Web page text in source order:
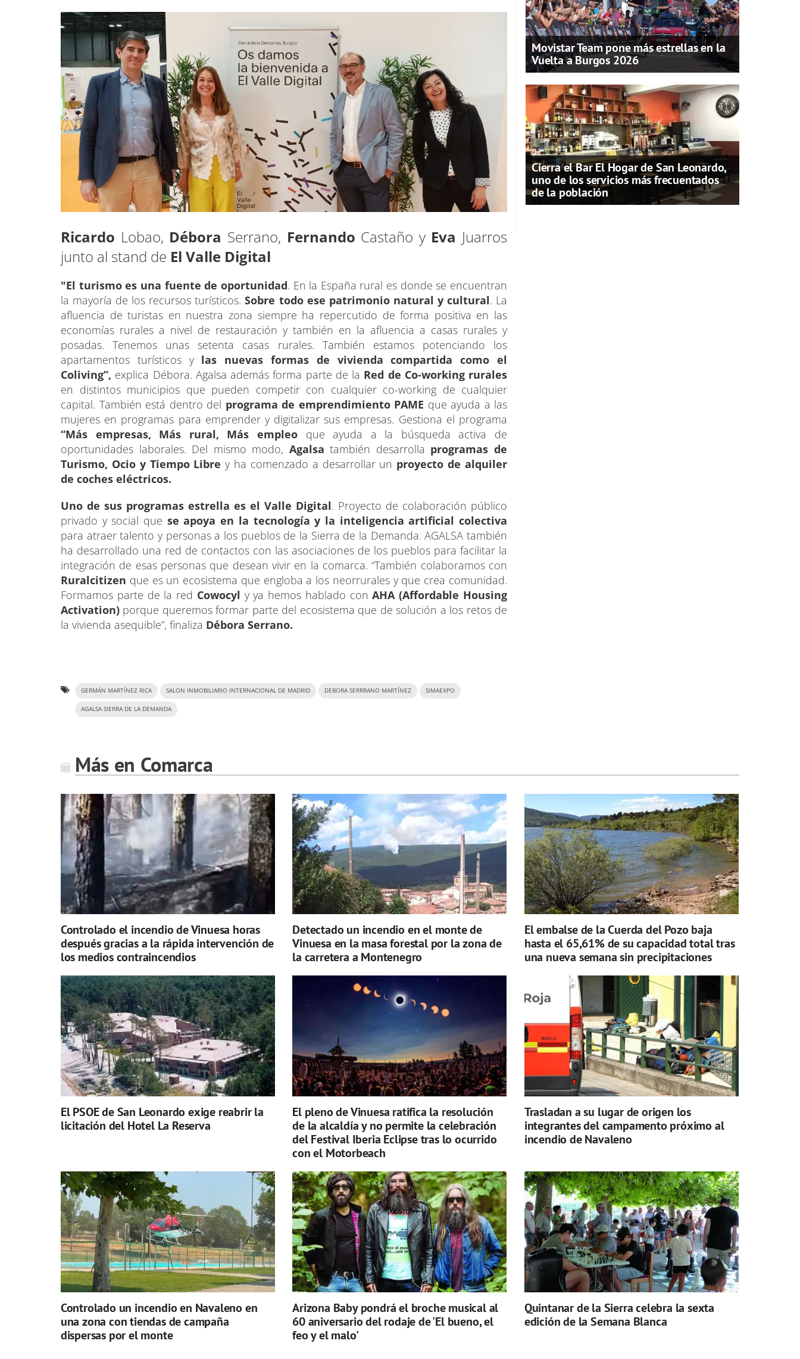
Ricardo Lobao, Débora Serrano, Fernando Castaño y Eva Juarros
junto al stand de El Valle Digital
"El turismo es una fuente de oportunidad. En la España rural es donde se encuentran
la mayoría de los recursos turísticos.Sobre todo ese patrimonio natural y cultural. La
afluencia de turistas en nuestra zona siempre ha repercutido de forma positiva en las
economías rurales a nivel de restauración y también en la afluencia a casas rurales y
posadas. Tenemos unas setenta casas rurales. También estamos potenciando los
apartamentos turísticos y las nuevas formas de vivienda compartida como el
Coliving”, explica Débora. Agalsa además forma parte de la Red de Co-working rurales
en distintos municipios que pueden competir con cualquier co-working de cualquier
capital. También está dentro del programa de emprendimiento PAME que ayuda a las
mujeres en programas para emprender y digitalizar sus empresas. Gestiona el programa
“Más empresas, Más rural, Más empleoque ayuda a la búsqueda activa de
oportunidades laborales. Del mismo modo, Agalsa también desarrolla programas de
Turismo, Ocio y Tiempo Libre y ha comenzado a desarrollar un proyecto de alquiler
de coches eléctricos.
Uno de sus programas estrella es el Valle Digital. Proyecto de colaboración público
privado y social que se apoya en la tecnología y la inteligencia artificial colectiva
para atraer talento y personas a los pueblos de la Sierra de la Demanda. AGALSA también
ha desarrollado una red de contactos con las asociaciones de los pueblos para facilitar la
integración de esas personas que desean vivir en la comarca. “También colaboramos con
Ruralcitizen que es un ecosistema que engloba a los neorrurales y que crea comunidad.
Formamos parte de la red Cowocyl y ya hemos hablado conAHA (Affordable Housing
Activation) porque queremos formar parte del ecosistema que de solución a los retos de
la vivienda asequible”, finaliza Débora Serrano.
GERMÁN MARTÍNEZ RICA SALON INMOBILIARIO INTERNACIONAL DE MADRID DEBORA SERRRANO MARTÍNEZ SIMAEXPO
AGALSA SIERRA DE LA DEMANDA
Movistar Team pone más estrellas en la
Vuelta a Burgos 2026
Cierra el Bar El Hogar de San Leonardo,
uno de los servicios más frecuentados
de la población
Más en Comarca
Controlado el incendio de Vinuesa horas
después gracias a la rápida intervención de
los medios contraincendios
Detectado un incendio en el monte de
Vinuesa en la masa forestal por la zona de
la carretera a Montenegro
El embalse de la Cuerda del Pozo baja
hasta el 65,61% de su capacidad total tras
una nueva semana sin precipitaciones
El PSOE de San Leonardo exige reabrir la
licitación del Hotel La Reserva
El pleno de Vinuesa ratifica la resolución
de la alcaldía y no permite la celebración
del Festival Iberia Eclipse tras lo ocurrido
con el Motorbeach
Trasladan a su lugar de origen los
integrantes del campamento próximo al
incendio de Navaleno
Controlado un incendio en Navaleno en
una zona con tiendas de campaña
dispersas por el monte
Arizona Baby pondrá el broche musical al
60 aniversario del rodaje de 'El bueno, el
feo y el malo'
Quintanar de la Sierra celebra la sexta
edición de la Semana Blanca